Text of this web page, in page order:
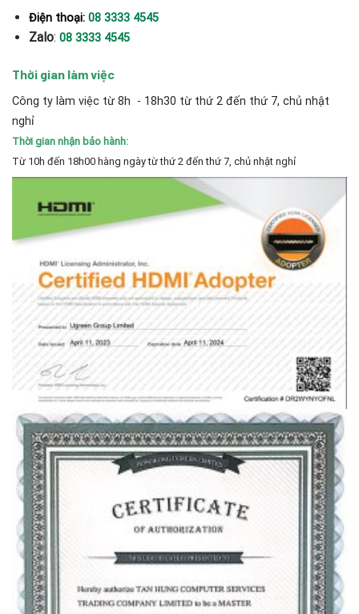
Điện thoại: 08 3333 4545
Zalo: 08 3333 4545
Thời gian làm việc
Công ty làm việc từ 8h - 18h30 từ thứ 2 đến thứ 7, chủ nhật
nghỉ
Thời gian nhận bảo hành:
Từ 10h đến 18h00 hàng ngày từ thứ 2 đến thứ 7, chủ nhật nghỉ